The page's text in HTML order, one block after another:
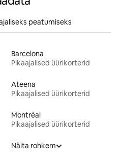
peatumiseks
Barcelona
Pikaajalised üürikorterid
Ateena
Pikaajalised üürikorterid
Montréal
Pikaajalised üürikorterid
Näita rohkem